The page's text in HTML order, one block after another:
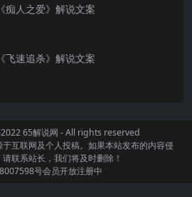
痴人之爱》解说文案
飞速追杀》解说文案
65解说网 - All rights reserved
互联网及个人投稿。如果本站发布的内容侵
联系站长，我们将及时删除！
号会员开放注册中